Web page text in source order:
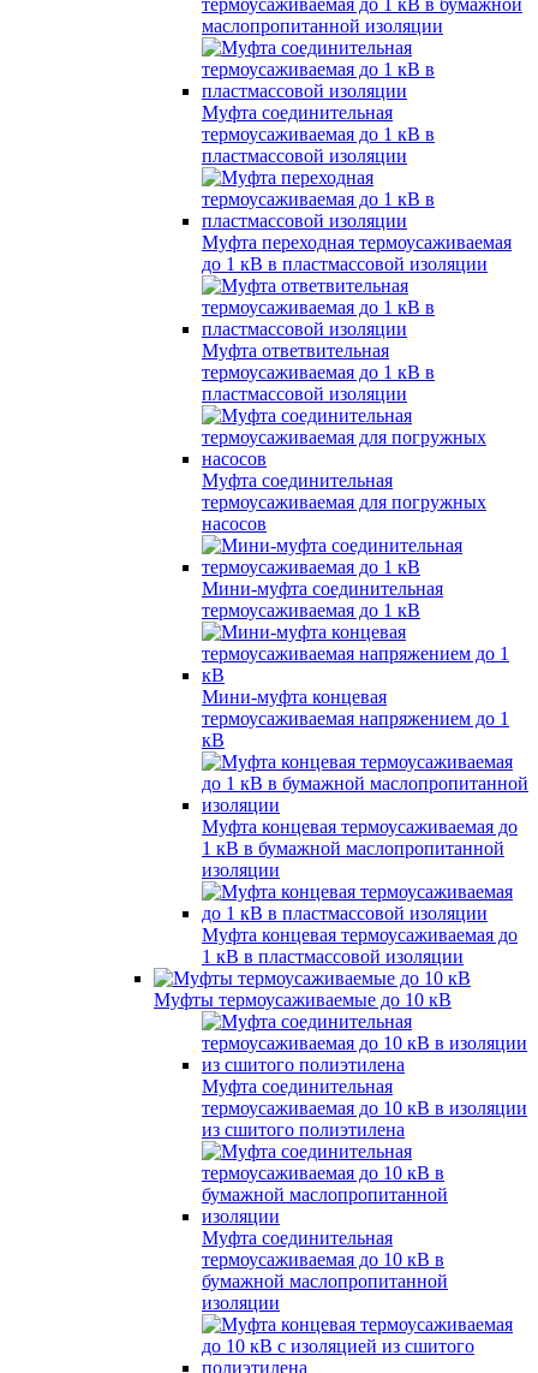
термоусаживаемая до 1 кВ в бумажной
маслопропитанной изоляции
Муфта соединительная
термоусаживаемая до 1 кВ в
пластмассовой изоляции
Муфта переходная термоусаживаемая
до 1 кВ в пластмассовой изоляции
Муфта ответвительная
термоусаживаемая до 1 кВ в
пластмассовой изоляции
Муфта соединительная
термоусаживаемая для погружных
насосов
Мини-муфта соединительная
термоусаживаемая до 1 кВ
Мини-муфта концевая
термоусаживаемая напряжением до 1
кВ
Муфта концевая термоусаживаемая до
1 кВ в бумажной маслопропитанной
изоляции
Муфта концевая термоусаживаемая до
1 кВ в пластмассовой изоляции
Муфты термоусаживаемые до 10 кВ
Муфта соединительная
термоусаживаемая до 10 кВ в изоляции
из сшитого полиэтилена
Муфта соединительная
термоусаживаемая до 10 кВ в
бумажной маслопропитанной
изоляции